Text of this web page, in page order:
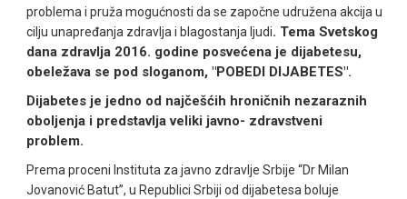
problema i pruža mogućnosti da se započne udružena akcija u
cilju unapređanja zdravlja i blagostanja ljudi. Tema Svetskog
dana zdravlja 2016. godine posvećena je dijabetesu,
obeležava se pod sloganom, "POBEDI DIJABETES".
Dijabetes je jedno od najčešćih hroničnih nezaraznih
oboljenja i predstavlja veliki javno- zdravstveni
problem.
Prema proceni Instituta za javno zdravlje Srbije “Dr Milan
Jovanović Batut”, u Republici Srbiji od dijabetesa boluje